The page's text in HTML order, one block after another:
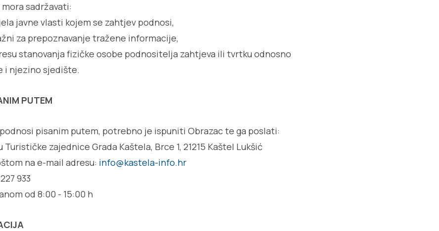
sadržavati:
javne vlasti kojem se zahtjev podnosi,
za prepoznavanje tražene informacije,
stanovanja fizičke osobe podnositelja zahtjeva ili tvrtku odnosno
i njezino sjedište.
PUTEM
pisanim putem, potrebno je ispuniti Obrazac te ga poslati:
zajednice Grada Kaštela, Brce 1, 21215 Kaštel Lukšić
na e-mail adresu: info@kastela-info.hr
933
od 8:00 - 15:00 h